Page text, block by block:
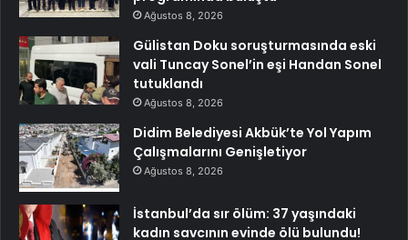
Ağustos 8, 2026
Gülistan Doku soruşturmasında eski
vali Tuncay Sonel’in eşi Handan Sonel
tutuklandı
Ağustos 8, 2026
Didim Belediyesi Akbük’te Yol Yapım
Çalışmalarını Genişletiyor
Ağustos 8, 2026
İstanbul’da sır ölüm: 37 yaşındaki
kadın savcının evinde ölü bulundu!